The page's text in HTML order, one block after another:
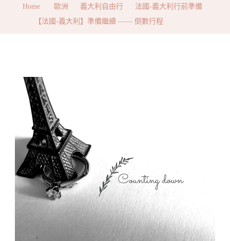
Home 歐洲 義大利自由行
法國-義大利行前準備
【法國-義大利】準備繼續 —— 倒數行程